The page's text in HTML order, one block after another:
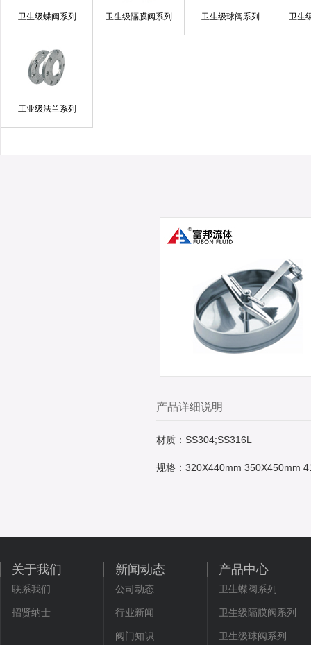
卫生级蝶阀系列 卫生级隔膜阀系列 卫生级球阀系列 卫生
工业级法兰系列
产品详细说明
材质：SS304;SS316L
规格：320X440mm 350X450mm
关于我们
联系我们
招贤纳士
新闻动态
公司动态
行业新闻
阀门知识
产品中心
卫生蝶阀系列
卫生级隔膜阀系列
卫生级球阀系列